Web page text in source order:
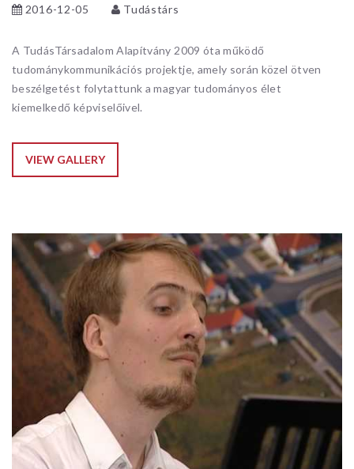
2016-12-05 Tudástárs
A TudásTársadalom Alapítvány 2009 óta működő
tudománykommunikációs projektje, amely során közel ötven
beszélgetést folytattunk a magyar tudományos élet
kiemelkedő képviselőivel.
VIEW GALLERY